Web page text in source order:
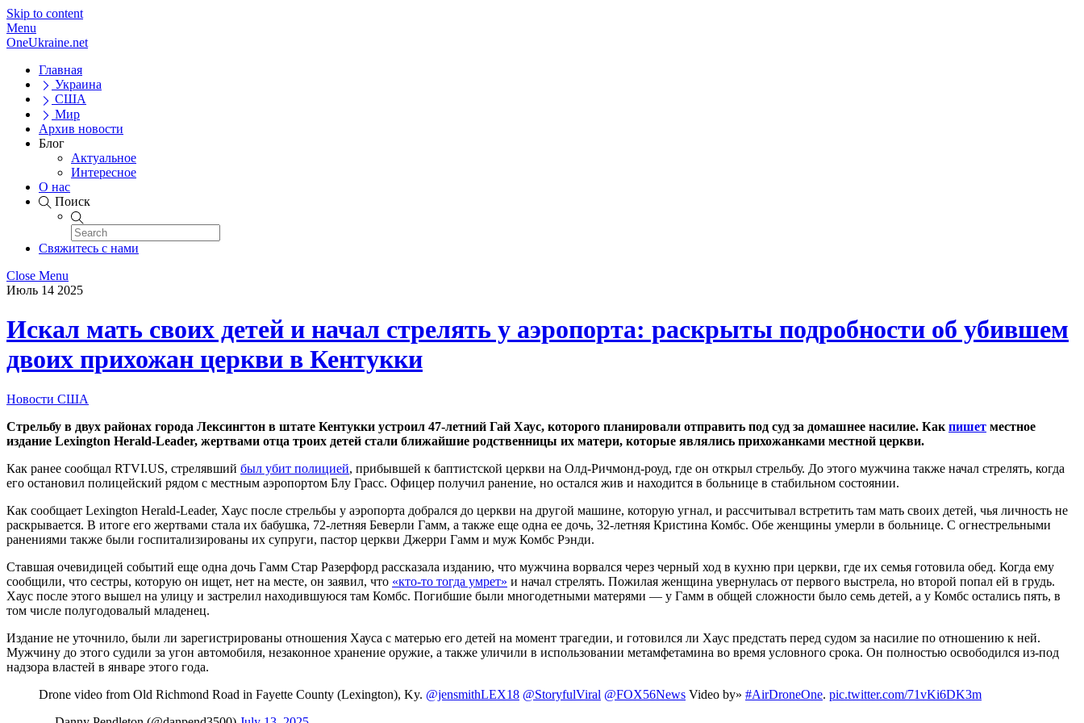
Skip to content
Menu
OneUkraine.net
Главная
Украина
США
Мир
Архив новости
Блог
Актуальное
Интересное
О нас
Поиск
Свяжитесь с нами
Close Menu
Июль 14 2025
Искал мать своих детей и начал стрелять у аэропорта: раскрыты подробности об убившем
двоих прихожан церкви в Кентукки
Новости США
Стрельбу в двух районах города Лексингтон в штате Кентукки устроил 47-летний Гай Хаус, которого планировали отправить под суд за домашнее насилие. Как пишет местное
издание Lexington Herald-Leader, жертвами отца троих детей стали ближайшие родственницы их матери, которые являлись прихожанками местной церкви.
Как ранее сообщал RTVI.US, стрелявший был убит полицией, прибывшей к баптистской церкви на Олд-Ричмонд-роуд, где он открыл стрельбу. До этого мужчина также начал стрелять, когда
его остановил полицейский рядом с местным аэропортом Блу Грасс. Офицер получил ранение, но остался жив и находится в больнице в стабильном состоянии.
Как сообщает Lexington Herald-Leader, Хаус после cтрельбы у аэропорта добрался до церкви на другой машине, которую угнал, и рассчитывал встретить там мать своих детей, чья личность не
раскрывается. В итоге его жертвами стала их бабушка, 72-летняя Беверли Гамм, а также еще одна ее дочь, 32-летняя Кристина Комбс. Обе женщины умерли в больнице. С огнестрельными
ранениями также были госпитализированы их супруги, пастор церкви Джерри Гамм и муж Комбс Рэнди.
Ставшая очевидицей событий еще одна дочь Гамм Стар Разерфорд рассказала изданию, что мужчина ворвался через черный ход в кухню при церкви, где их семья готовила обед. Когда ему
сообщили, что сестры, которую он ищет, нет на месте, он заявил, что «кто-то тогда умрет» и начал стрелять. Пожилая женщина увернулась от первого выстрела, но второй попал ей в грудь.
Хаус после этого вышел на улицу и застрелил находившуюся там Комбс. Погибшие были многодетными матерями — у Гамм в общей сложности было семь детей, а у Комбс остались пять, в
том числе полугодовалый младенец.
Издание не уточнило, были ли зарегистрированы отношения Хауса с матерью его детей на момент трагедии, и готовился ли Хаус предстать перед судом за насилие по отношению к ней.
Мужчину до этого судили за угон автомобиля, незаконное хранение оружие, а также уличили в использовании метамфетамина во время условного срока. Он полностью освободился из-под
надзора властей в январе этого года.
Drone video from Old Richmond Road in Fayette County (Lexington), Ky. @jensmithLEX18 @StoryfulViral @FOX56News Video by» #AirDroneOne. pic.twitter.com/71vKi6DK3m